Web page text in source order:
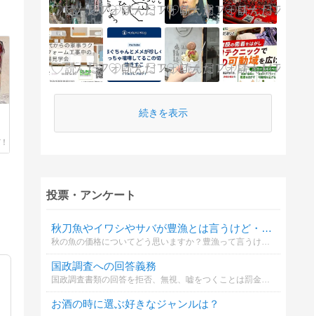
続きを表示
投票・アンケート
秋刀魚やイワシやサバが豊漁とは言うけど・・秋の魚価格に関する投票
秋の魚の価格についてどう思いますか？豊漁って言うけど、最近地味に上がって来てると思いませんか？
国政調査への回答義務
国政調査書類の回答を拒否、無視、嘘をつくことは罰金の対象。あなたはどうしますか？
お酒の時に選ぶ好きなジャンルは？